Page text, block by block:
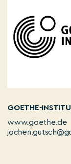
GOETHE-
www.goethe.de